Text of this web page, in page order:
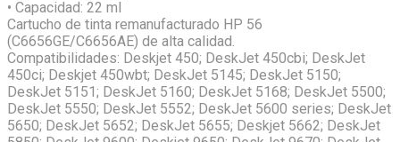
• Capacidad: 22 ml
Cartucho de tinta remanufacturado HP 56
(C6656GE/C6656AE) de alta calidad.
Compatibilidades: Deskjet 450; DeskJet 450cbi; DeskJet
450ci; Deskjet 450wbt; DeskJet 5145; DeskJet 5150;
DeskJet 5151; DeskJet 5160; DeskJet 5168; DeskJet 5500;
DeskJet 5550; DeskJet 5552; DeskJet 5600 series; DeskJet
5650; DeskJet 5652; DeskJet 5655; Deskjet 5662; DeskJet